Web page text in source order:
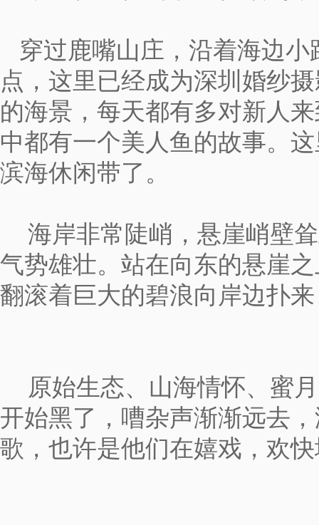
穿过鹿嘴山庄，沿着海边小
点，这里已经成为深圳 婚纱
的海景， 每天都有多对新人
中都有一个美人鱼的故事。
滨海休闲带了。
海岸非常陡峭，悬崖峭壁
气势雄壮。 站在向东的悬崖
翻滚着巨大的碧浪向岸边扑
原始生态、山海情怀、蜜
开始黑了，嘈杂声渐渐远去
歌，也许是他们在嬉戏，欢